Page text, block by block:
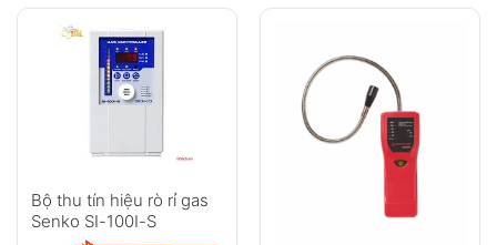
Bộ thu tín hiệu rò rỉ gas
Senko SI-100I-S